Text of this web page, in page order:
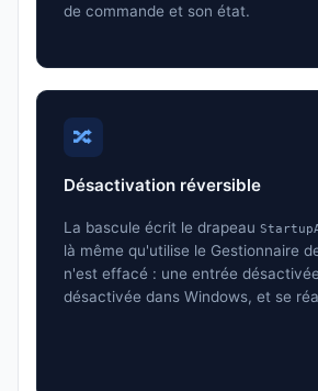
de commande et son état.
🔀
Désactivation réversible
La bascule écrit le drapeau
là même qu'utilise le Gestionnaire
n'est effacé : une entrée
désactivée dans Windows, et se